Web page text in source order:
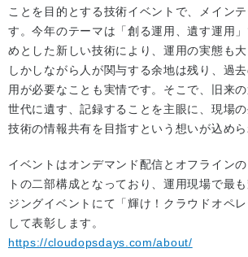
ことを目的とする技術イベントで、メイン
す。今年のテーマは「創る運用、遺す運用
めとした新しい技術により、運用の実態も大
しかしながら人が関与する余地は残り、過
用が必要なことも実情です。そこで、旧来
世代に遺す、記録することを主眼に、現場
技術の情報共有を目指すという想いが込めら
イベントはオンデマンド配信とオフライン
トの二部構成となっており、運用現場で最
ジングイベントにて「輝け！クラウドオペ
して表彰します。
https://cloudopsdays.com/about/